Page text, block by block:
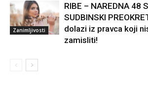
Zanimljivosti
RIBE – NAREDNA 48
SUDBINSKI
dolazi iz pravca koji
zamisliti!